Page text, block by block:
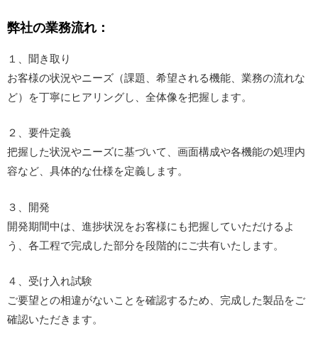
弊社の業務流れ：
１、聞き取り
お客様の状況やニーズ（課題、希望される機能、業務の流れな
ど）を丁寧にヒアリングし、全体像を把握します。
２、要件定義
把握した状況やニーズに基づいて、画面構成や各機能の処理内
容など、具体的な仕様を定義します。
３、開発
開発期間中は、進捗状況をお客様にも把握していただけるよ
う、各工程で完成した部分を段階的にご共有いたします。
４、受け入れ試験
ご要望との相違がないことを確認するため、完成した製品をご
確認いただきます。